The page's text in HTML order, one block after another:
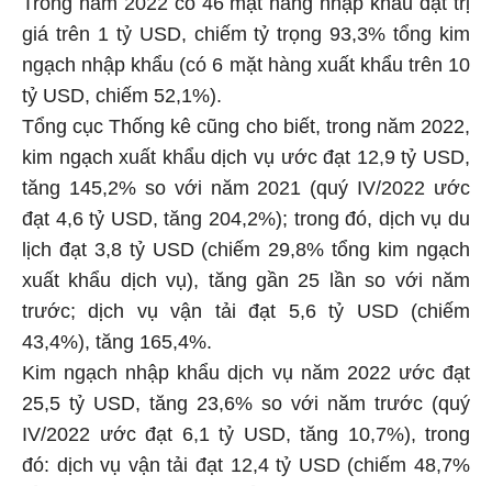
Trong năm 2022 có 46 mặt hàng nhập khẩu đạt trị
giá trên 1 tỷ USD, chiếm tỷ trọng 93,3% tổng kim
ngạch nhập khẩu (có 6 mặt hàng xuất khẩu trên 10
tỷ USD, chiếm 52,1%).
Tổng cục Thống kê cũng cho biết, trong năm 2022,
kim ngạch xuất khẩu dịch vụ ước đạt 12,9 tỷ USD,
tăng 145,2% so với năm 2021 (quý IV/2022 ước
đạt 4,6 tỷ USD, tăng 204,2%); trong đó, dịch vụ du
lịch đạt 3,8 tỷ USD (chiếm 29,8% tổng kim ngạch
xuất khẩu dịch vụ), tăng gần 25 lần so với năm
trước; dịch vụ vận tải đạt 5,6 tỷ USD (chiếm
43,4%), tăng 165,4%.
Kim ngạch nhập khẩu dịch vụ năm 2022 ước đạt
25,5 tỷ USD, tăng 23,6% so với năm trước (quý
IV/2022 ước đạt 6,1 tỷ USD, tăng 10,7%), trong
đó: dịch vụ vận tải đạt 12,4 tỷ USD (chiếm 48,7%